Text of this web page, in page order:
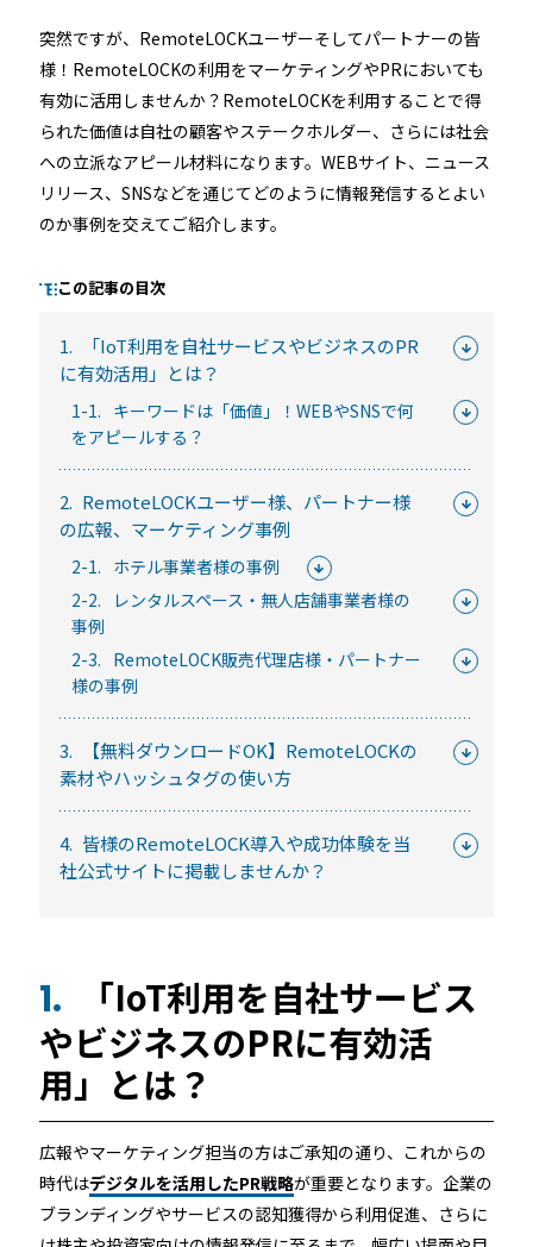
突然ですが、RemoteLOCKユーザーそしてパートナーの皆
様！RemoteLOCKの利用をマーケティングやPRにおいても
有効に活用しませんか？RemoteLOCKを利用することで得
られた価値は自社の顧客やステークホルダー、さらには社会
への立派なアピール材料になります。WEBサイト、ニュース
リリース、SNSなどを通じてどのように情報発信するとよい
のか事例を交えてご紹介します。
この記事の目次
1.
「IoT利用を自社サービスやビジネスのPR
に有効活用」とは？
1-1. キーワードは「価値」！WEBやSNSで何
をアピールする？
2. RemoteLOCKユーザー様、パートナー様
の広報、マーケティング事例
2-1. ホテル事業者様の事例
2-2.
レンタルスペース・無人店舗事業者様の
事例
2-3. RemoteLOCK販売代理店様・パートナー
様の事例
3.
【無料ダウンロードOK】RemoteLOCKの
素材やハッシュタグの使い方
4. 皆様のRemoteLOCK導入や成功体験を当
社公式サイトに掲載しませんか？
1.
「IoT利用を自社サービス
やビジネスのPRに有効活
用」とは？
広報やマーケティング担当の方はご承知の通り、これからの
時代はデジタルを活用したPR戦略が重要となります。企業の
ブランディングやサービスの認知獲得から利用促進、さらに
ご質問
寄せられた
介します
機能
RemoteLOCKって何が
できるの？をご紹介します
詳しくみる
業種別の活用
お客様の声
詳しく
セミナー
RemoteLOCKの活用術や業界別の最新事例をご紹介など、不
定期で開催しています。
常時公開中
5分でわかる！RemoteLOCKの特徴と機能について
常時公開中
3分でわかる！RemoteLOCK機種の選び方動画
はじめての方におすすめの記事
スマートロックと結露・錆（サビ）の問題
を徹底解説！防水・防錆について知ってお
きたいこと
続きを読む
スマートロックとは？カギのIoT化、仕組み
とメリットを解説！
続きを読む